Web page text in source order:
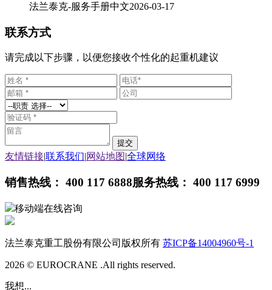
法兰泰克-服务手册中文2026-03-17
联系方式
请完成以下步骤，以便您接收个性化的起重机建议
友情链接|联系我们|网站地图 |全球网络
销售热线： 400 117 6888服务热线： 400 117 6999
移动端在线咨询
法兰泰克重工股份有限公司版权所有 苏ICP备14004960号-1
2026 © EUROCRANE .All rights reserved.
我想...